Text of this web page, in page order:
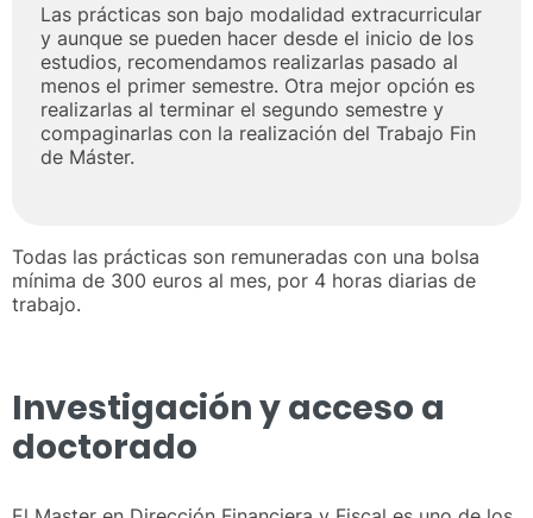
Las prácticas son bajo modalidad extracurricular
y aunque se pueden hacer desde el inicio de los
estudios, recomendamos realizarlas pasado al
menos el primer semestre. Otra mejor opción es
realizarlas al terminar el segundo semestre y
compaginarlas con la realización del Trabajo Fin
de Máster.
Todas las prácticas son remuneradas con una bolsa
mínima de 300 euros al mes, por 4 horas diarias de
trabajo.
Investigación y acceso a
doctorado